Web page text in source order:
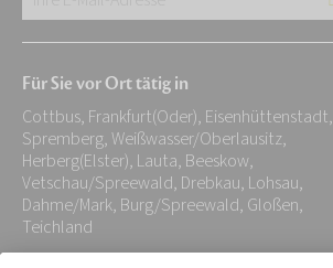
E-
Adresse:
*
Für Sie vor Ort tätig in
Cottbus, Frankfurt(Oder), Eisenhüttenstadt,
Spremberg, Weißwasser/Oberlausitz,
Herberg(Elster), Lauta, Beeskow,
Vetschau/Spreewald, Drebkau, Lohsau,
Dahme/Mark, Burg/Spreewald, Gloßen,
Teichland